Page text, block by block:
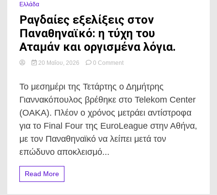
Ελλάδα
Ραγδαίες εξελίξεις στον
Παναθηναϊκό: η τύχη του
Αταμάν και οργισμένα λόγια.
20 Μαΐου, 2026 0 Commenton
στον
Παναθηναϊκό:
τύχη
του
Αταμάν
και
Το μεσημέρι της Τετάρτης ο Δημήτρης
Γιαννακόπουλος βρέθηκε στο Telekom Center
(ΟΑΚΑ). Πλέον ο χρόνος μετράει αντίστροφα
για το Final Four της EuroLeague στην Αθήνα,
με τον Παναθηναϊκό να λείπει μετά τον
επώδυνο αποκλεισμό...
Read More